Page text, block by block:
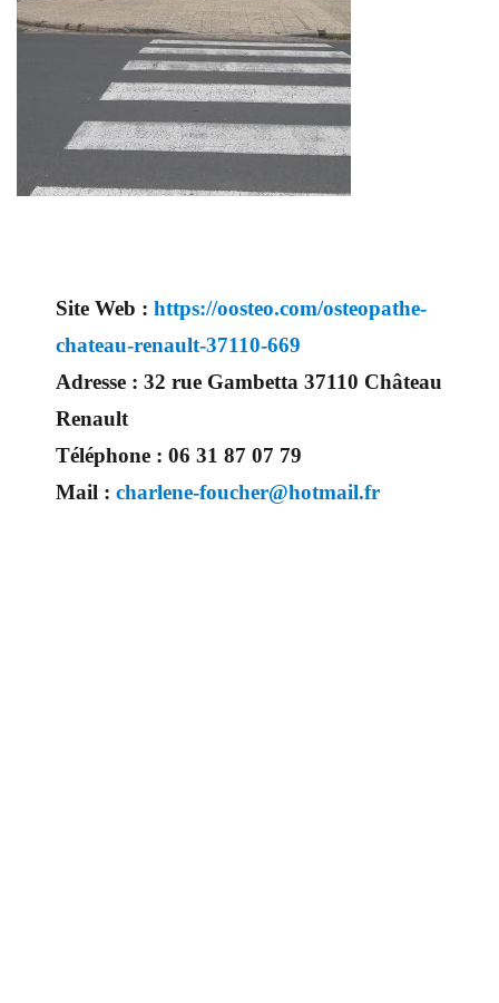
Site Web : https://oosteo.com/osteopathe-
chateau-renault-37110-669
Adresse : 32 rue Gambetta 37110 Château
Renault
Téléphone : 06 31 87 07 79
Mail : charlene-foucher@hotmail.fr